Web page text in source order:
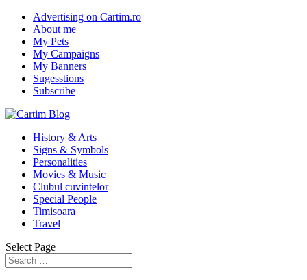
Advertising on Cartim.ro
About me
My Pets
My Campaigns
My Banners
Sugesstions
Subscribe
History & Arts
Signs & Symbols
Personalities
Movies & Music
Clubul cuvintelor
Special People
Timisoara
Travel
Select Page